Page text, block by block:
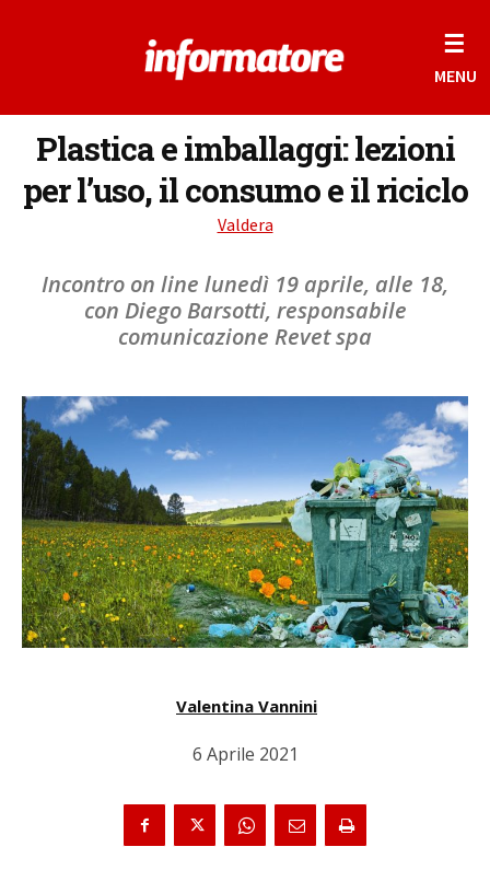
☰
MENU
Plastica e imballaggi: lezioni
per l’uso, il consumo e il riciclo
Valdera
Incontro on line lunedì 19 aprile, alle 18,
con Diego Barsotti, responsabile
comunicazione Revet spa
Valentina Vannini
6 Aprile 2021